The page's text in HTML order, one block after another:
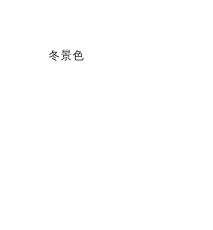
冬景色